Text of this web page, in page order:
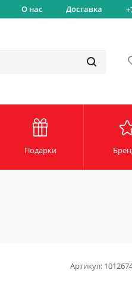
О нас Доставка
Подарки
Артикул: